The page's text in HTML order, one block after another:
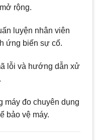
rộng.
luyện nhân viên
ứng biến sự cố.
lỗi và hướng dẫn xử
máy đo chuyên dụng
bảo vệ máy.